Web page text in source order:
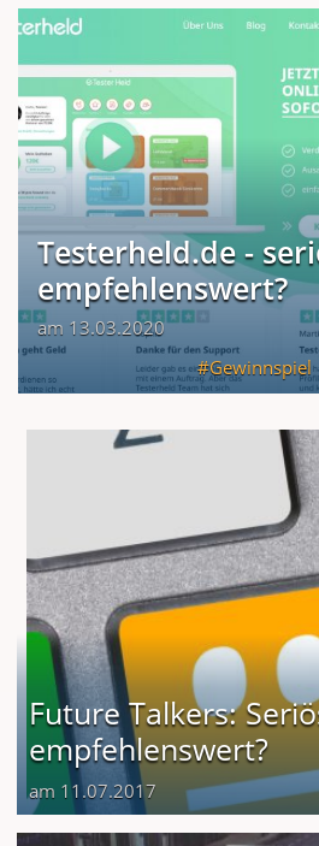
Testerheld.de -
empfehlenswert?
am 13.03.2020
Gewinnspiel
Future Talkers:
empfehlenswert?
am 11.07.2017